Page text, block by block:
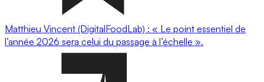
Matthieu Vincent (DigitalFoodLab) : « Le point essentiel de
l’année 2026 sera celui du passage à l’échelle ».